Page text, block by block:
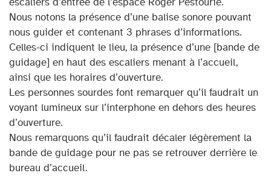
escaliers d’entrée de l’espace Roger Pestourie.
Nous notons la présence d’une balise sonore pouvant
nous guider et contenant 3 phrases d’informations.
Celles-ci indiquent le lieu, la présence d’une [bande de
guidage] en haut des escaliers menant à l’accueil,
ainsi que les horaires d’ouverture.
Les personnes sourdes font remarquer qu’il faudrait un
voyant lumineux sur l’interphone en dehors des heures
d’ouverture.
Nous remarquons qu’il faudrait décaler légèrement la
bande de guidage pour ne pas se retrouver derrière le
bureau d’accueil.